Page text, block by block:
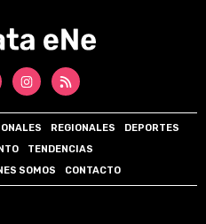
REGIONALES
DEPORTES
TENDENCIAS
SOMOS CONTACTO